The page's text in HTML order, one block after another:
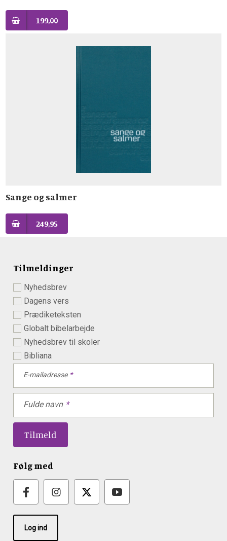
199,00
Sange og salmer
249,95
Tilmeldinger
Nyhedsbrev
Dagens vers
Prædiketeksten
Globalt bibelarbejde
Nyhedsbrev til skoler
Bibliana
E-mailadresse
Fulde navn
Følg med
Log ind